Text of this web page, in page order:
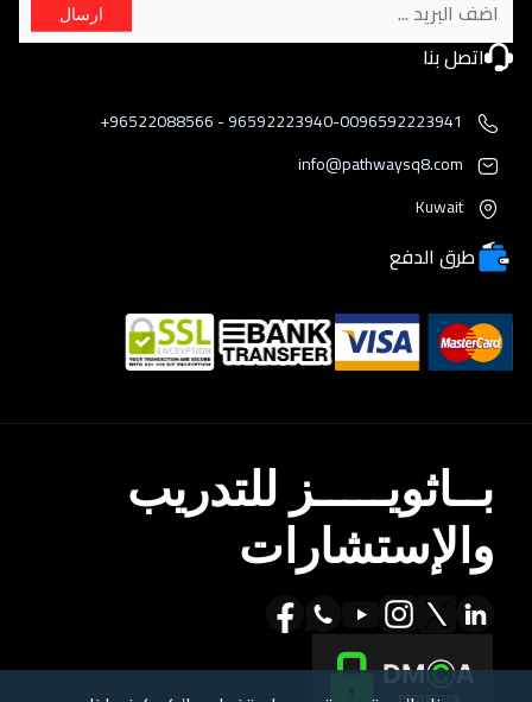
ارسال
اتصل بنا
96592223940-0096592223941 - 96522088566+
info@pathwaysq8.com
Kuwait
طرق الدفع
بــاثويـــــز للتدريب
والإستشارات